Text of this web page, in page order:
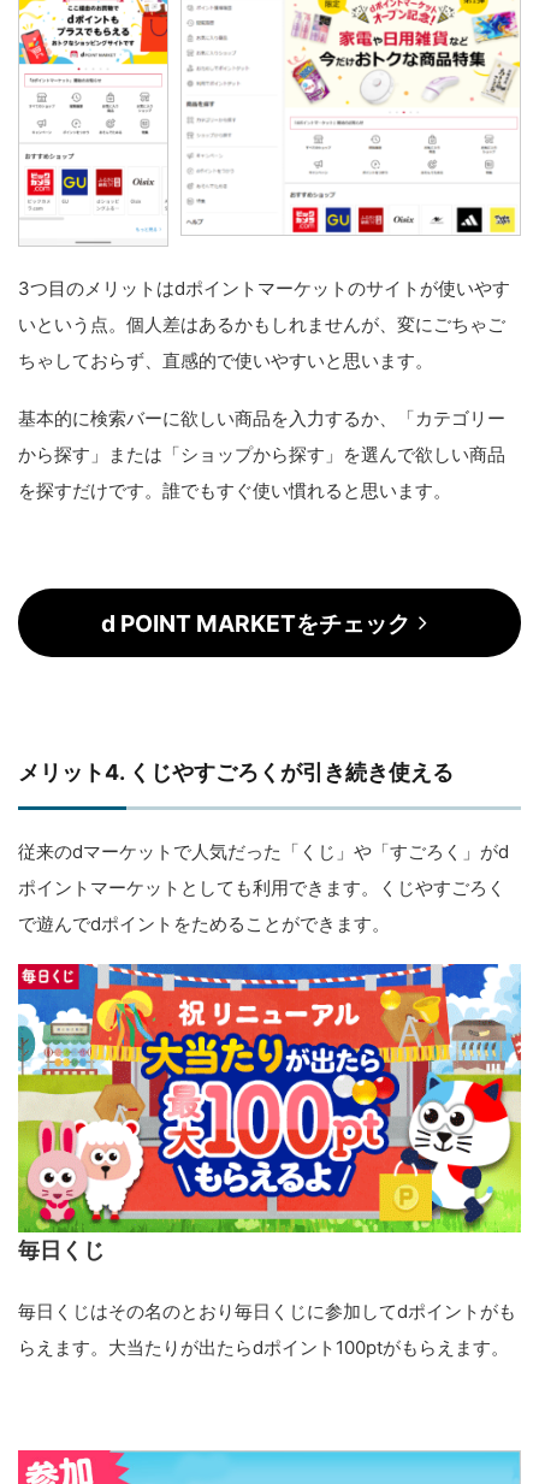
3つ目のメリットはdポイントマーケットのサイトが使いやす
いという点。個人差はあるかもしれませんが、変にごちゃご
ちゃしておらず、直感的で使いやすいと思います。
基本的に検索バーに欲しい商品を入力するか、「カテゴリー
から探す」または「ショップから探す」を選んで欲しい商品
を探すだけです。誰でもすぐ使い慣れると思います。
d POINT MARKETをチェック
メリット4. くじやすごろくが引き続き使える
従来のdマーケットで人気だった「くじ」や「すごろく」がd
ポイントマーケットとしても利用できます。くじやすごろく
で遊んでdポイントをためることができます。
毎日くじ
毎日くじはその名のとおり毎日くじに参加してdポイントがも
らえます。大当たりが出たらdポイント100ptがもらえます。